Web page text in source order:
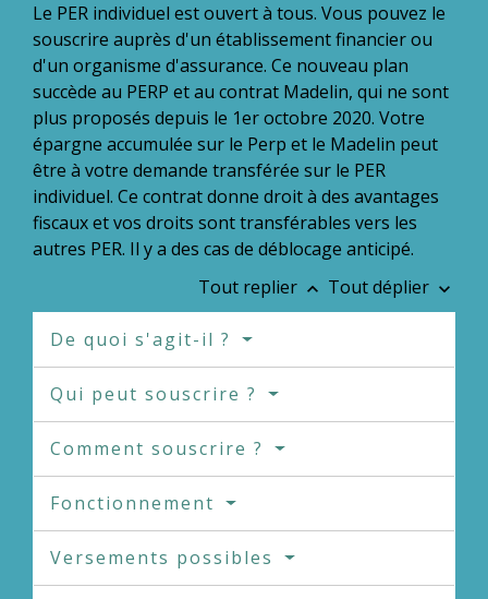
Le PER individuel est ouvert à tous. Vous pouvez le
souscrire auprès d'un établissement financier ou
d'un organisme d'assurance. Ce nouveau plan
succède au PERP et au contrat Madelin, qui ne sont
plus proposés depuis le 1eroctobre 2020. Votre
épargne accumulée sur le Perp et le Madelin peut
être à votre demande transférée sur le PER
individuel. Ce contrat donne droit à des avantages
fiscaux et vos droits sont transférables vers les
autres PER. Il y a des cas de déblocage anticipé.
Tout replier keyboard_arrow_up Tout déplier keyboard_arrow_down
De quoi s'agit-il ?
Qui peut souscrire ?
Comment souscrire ?
Fonctionnement
Versements possibles